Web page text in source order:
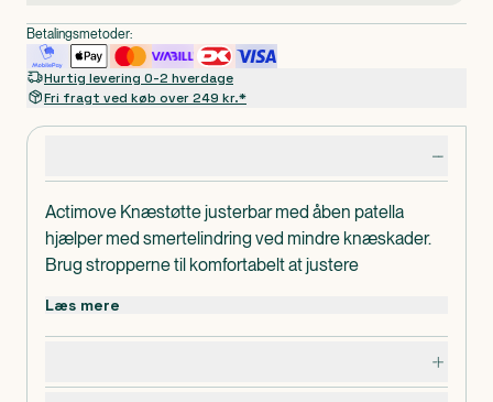
Actimove Knæstøtte justerbar med åben patella
hjælper med smertelindring ved mindre knæskader.
Brug stropperne til komfortabelt at justere
konstruktion aflaster trykket på knæskallen, mens
omslagsdesignet gør den nem at tage på. Juster
støtteniveauet for komfort under enhver aktivitet. Det
Læs mere
Betalingsmetoder:
Hurtig levering 0-2 hverdage
Fri fragt ved køb over 249 kr.*